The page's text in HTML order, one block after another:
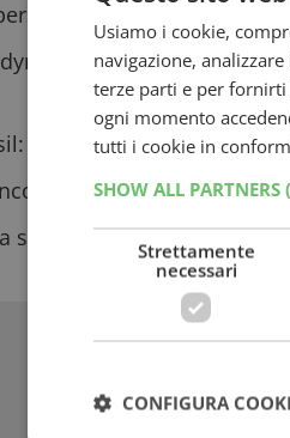
2026 da Acqua e Sapone
l’energia che ti premia
: vinci 100 set gioco e card
sui prodotti
sezione dedicata a tutti i
Usiamo i cookie,
navigazione,
terze parti e per
ogni momento
tutti i cookie in
SHOW ALL PARTNERS
Strettamente
necessari
CONFIGURA